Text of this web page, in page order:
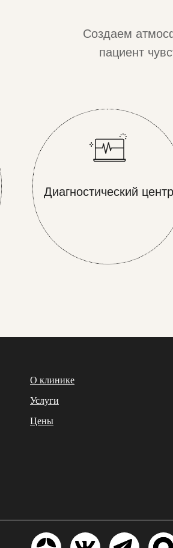
Создаем
пациент
Диагностический центр
О клинике
Услуги
Цены